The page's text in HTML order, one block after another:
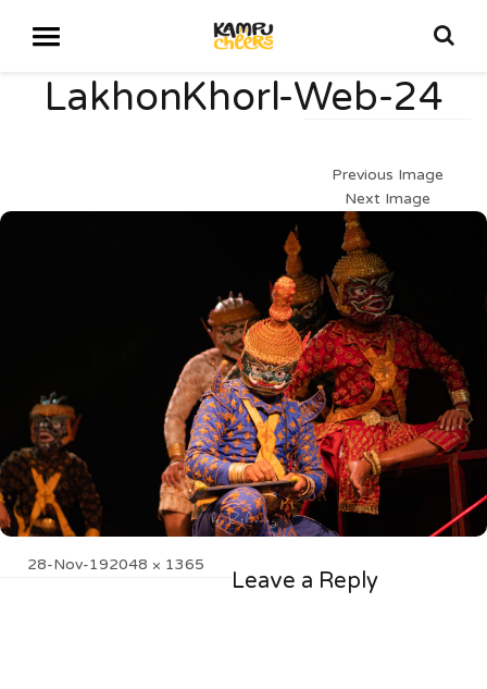
LakhonKhorl-Web-24
Previous Image
Next Image
Posted
28-Nov-19Full
2048 × 1365
Leave a Reply